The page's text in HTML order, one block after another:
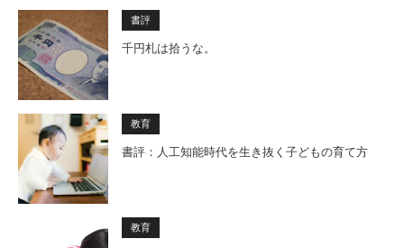
書評
千円札は拾うな。
教育
書評：人工知能時代を生き抜く子どもの育て方
教育